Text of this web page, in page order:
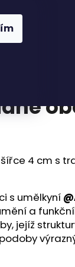
a deky
4 cm s
s umělkyní
a
jejíž